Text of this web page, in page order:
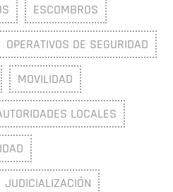
ESCOMBROS
OPERATIVOS DE SEGURIDAD
MOVILIDAD
LOCALES
JUDICIALIZACIÓN